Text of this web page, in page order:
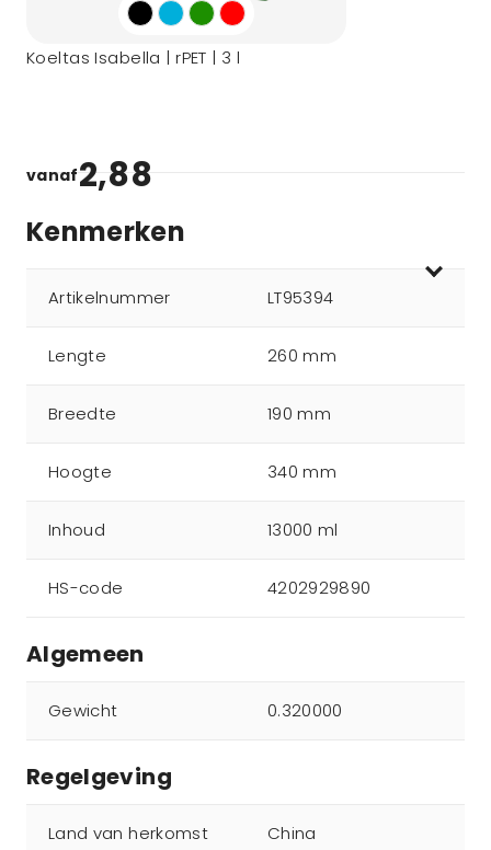
Koeltas Isabella | rPET | 3 l
vanaf2,88
Kenmerken
Artikelnummer LT95394
Lengte 260 mm
Breedte 190 mm
Hoogte 340 mm
Inhoud 13000 ml
HS-code 4202929890
Algemeen
Gewicht 0.320000
Regelgeving
Land van herkomst China